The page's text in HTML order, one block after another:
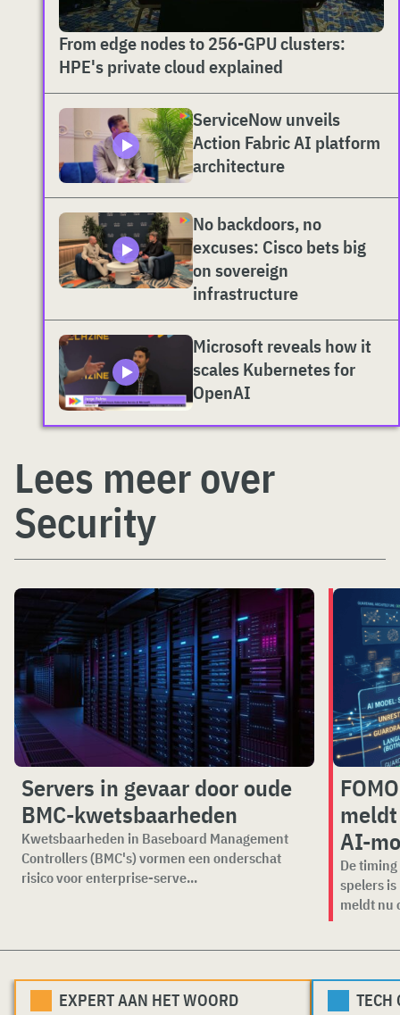
From edge nodes to 256-GPU clusters:
HPE's private cloud explained
ServiceNow unveils
Action Fabric AI platform
architecture
No backdoors, no
excuses: Cisco bets big
on sovereign
infrastructure
Microsoft reveals how it
scales Kubernetes for
OpenAI
Lees meer over
Security
Servers in gevaar door oude
BMC-kwetsbaarheden
Kwetsbaarheden in Baseboard Management
Controllers (BMC's) vormen een onderschat
risico voor enterprise-serve...
AI-
De
spelers
meldt nu
EXPERT AAN HET WOORD TECH